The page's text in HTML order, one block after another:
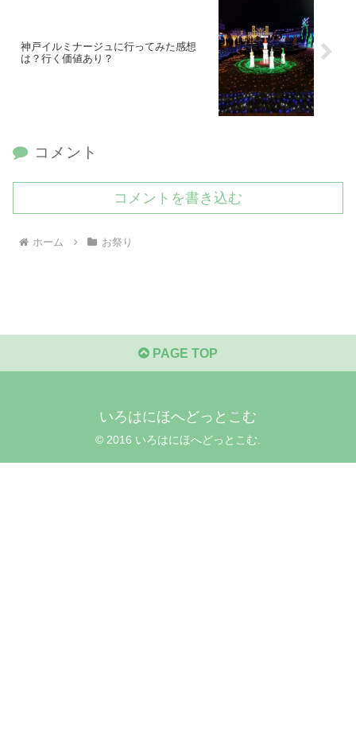
神戸イルミナージュに行ってみた感想
は？行く価値あり？
コメント
コメントを書き込む
ホーム お祭り
PAGE TOP
いろはにほへどっとこむ
© 2016 いろはにほへどっとこむ.